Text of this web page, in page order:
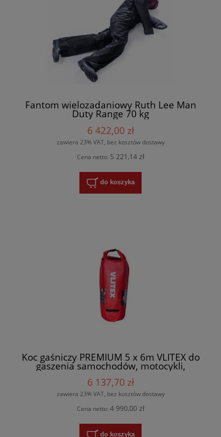
Fantom wielozadaniowy Ruth Lee Man
Duty Range 70 kg
6 422,00 zł
zawiera 23% VAT, bez kosztów dostawy
Cena netto: 5 221,14 zł
do koszyka
Koc gaśniczy PREMIUM 5 x 6m VLITEX do
gaszenia samochodów, motocykli,
wózków widłowych li-on, wielokrotnego
użytku - 200144+ torba
6 137,70 zł
zawiera 23% VAT, bez kosztów dostawy
Cena netto: 4 990,00 zł
do koszyka